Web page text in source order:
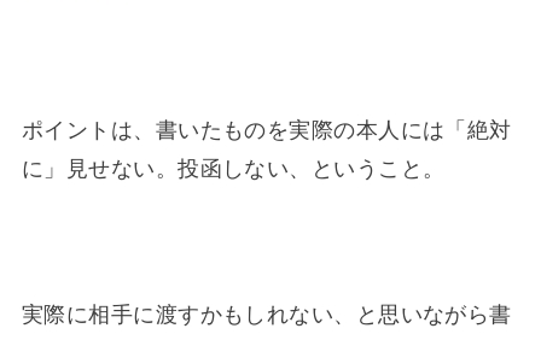
ポイントは、書いたものを実際の本人には「絶対
に」見せない。投函しない、ということ。
実際に相手に渡すかもしれない、と思いながら書